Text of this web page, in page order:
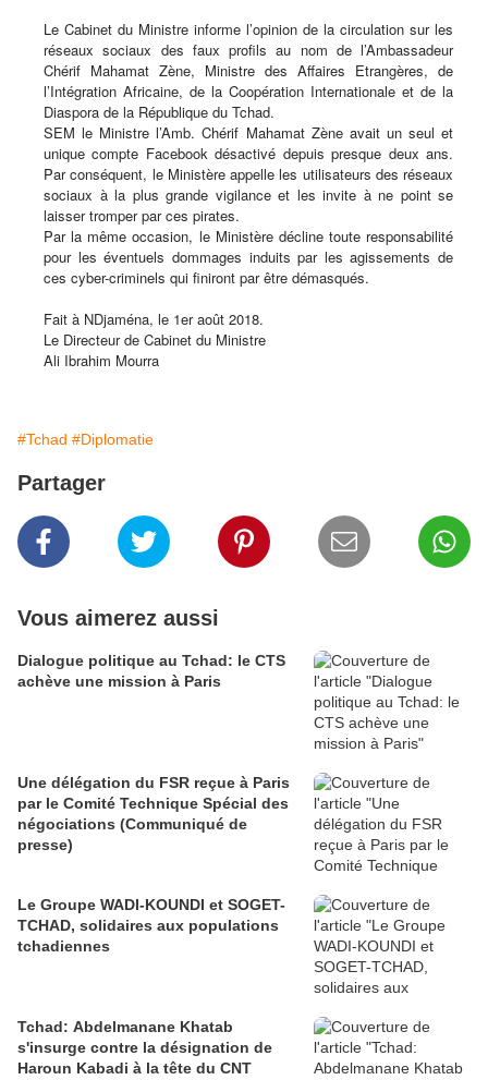
Le Cabinet du Ministre informe l’opinion de la circulation sur les
réseaux sociaux des faux profils au nom de l’Ambassadeur
Chérif Mahamat Zène, Ministre des Affaires Etrangères, de
l’Intégration Africaine, de la Coopération Internationale et de la
Diaspora de la République du Tchad.
SEM le Ministre l’Amb. Chérif Mahamat Zène avait un seul et
unique compte Facebook désactivé depuis presque deux ans.
Par conséquent, le Ministère appelle les utilisateurs des réseaux
sociaux à la plus grande vigilance et les invite à ne point se
laisser tromper par ces pirates.
Par la même occasion, le Ministère décline toute responsabilité
pour les éventuels dommages induits par les agissements de
ces cyber-criminels qui finiront par être démasqués.
Fait à NDjaména, le 1er août 2018.
Le Directeur de Cabinet du Ministre
Ali Ibrahim Mourra
#Tchad #Diplomatie
Partager
Vous aimerez aussi
Dialogue politique au Tchad: le CTS
achève une mission à Paris
Une délégation du FSR reçue à Paris
par le Comité Technique Spécial des
négociations (Communiqué de
presse)
Le Groupe WADI-KOUNDI et SOGET-
TCHAD, solidaires aux populations
tchadiennes
Tchad: Abdelmanane Khatab
s'insurge contre la désignation de
Haroun Kabadi à la tête du CNT